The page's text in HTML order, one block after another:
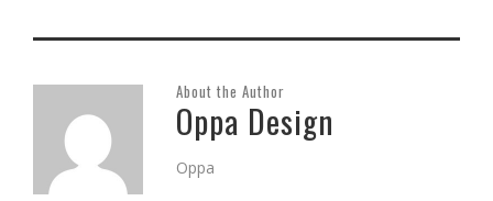
About the Author
Oppa Design
Oppa